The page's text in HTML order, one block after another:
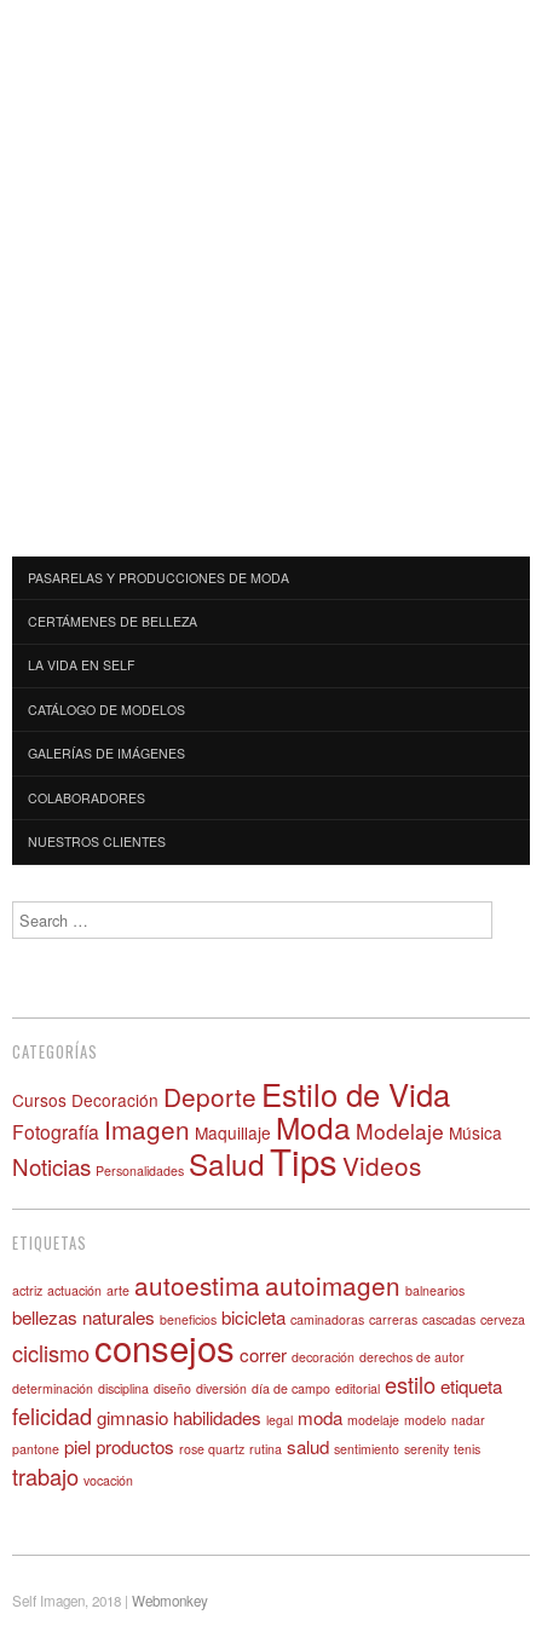
PASARELAS Y PRODUCCIONES DE MODA
CERTÁMENES DE BELLEZA
LA VIDA EN SELF
CATÁLOGO DE MODELOS
GALERÍAS DE IMÁGENES
COLABORADORES
NUESTROS CLIENTES
Search
CATEGORÍAS
Cursos Decoración Deporte Estilo de Vida
Fotografía Imagen Maquillaje Moda Modelaje Música
Noticias Personalidades SaludTipsVideos
ETIQUETAS
actriz actuación arte autoestima autoimagen balnearios
bellezas naturales beneficios bicicleta caminadoras carreras cascadas cerveza
ciclismoconsejos correr decoración derechos de autor
determinación disciplina diseño diversión día de campo editorial estiloetiqueta
felicidad gimnasio habilidades legal moda modelaje modelo nadar
pantone pielproductos rose quartz rutina salud sentimiento serenity tenis
trabajo vocación
Self Imagen, 2018 | Webmonkey